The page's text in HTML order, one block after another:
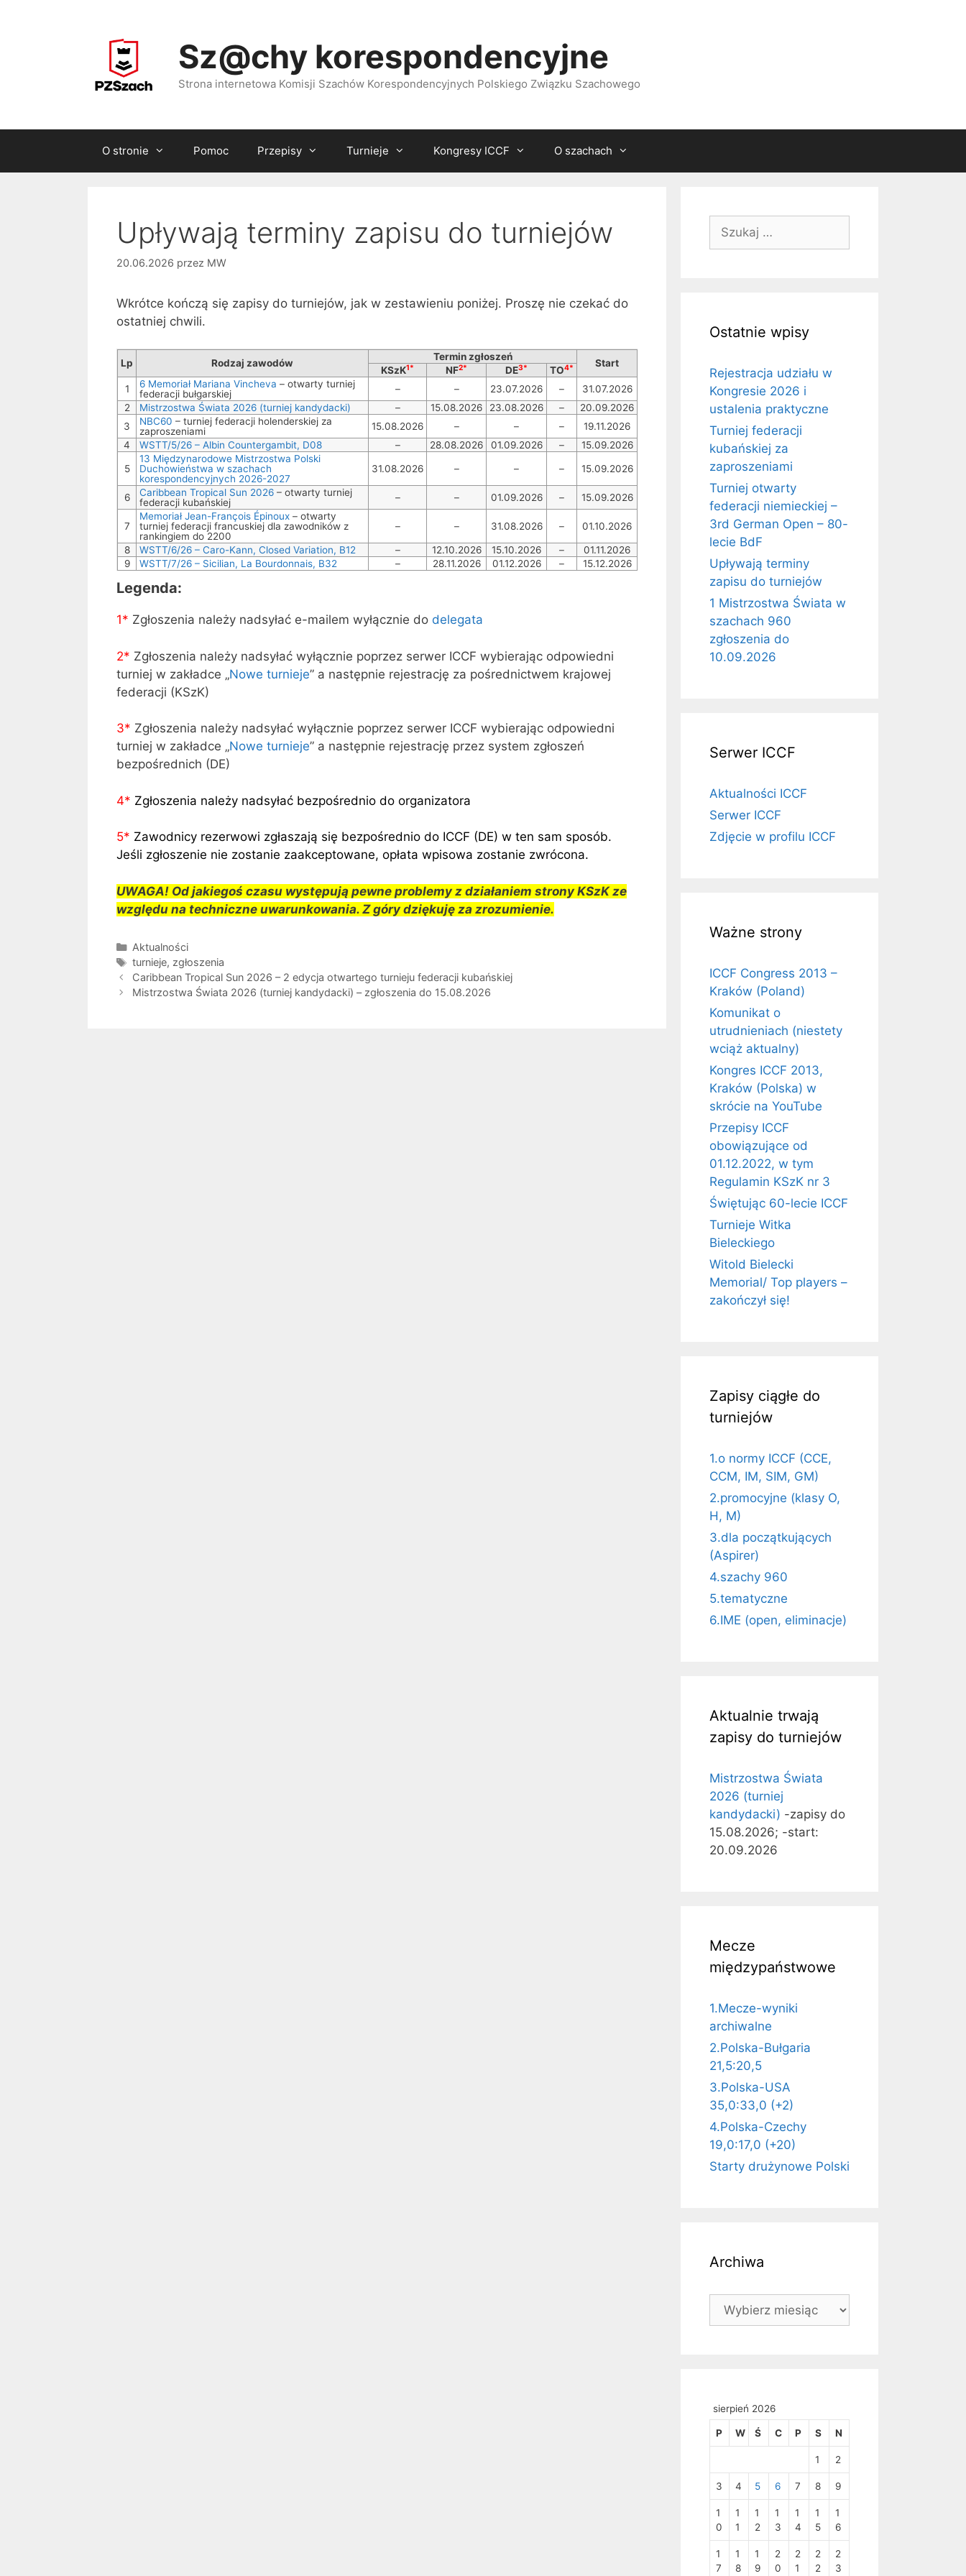
Sz@chy korespondencyjne
Strona internetowa Komisji Szachów Korespondencyjnych Polskiego Związku Szachowego
O stronie Pomoc Przepisy Turnieje Kongresy ICCF O szachach
Upływają terminy zapisu do turniejów
20.06.2026 przez MW
Wkrótce kończą się zapisy do turniejów, jak w zestawieniu poniżej. Proszę nie czekać do
ostatniej chwili.
Lp Rodzaj zawodów
Termin zgłoszeń
Start
KSzK1* NF2* DE3* TO4*
1 6 Memoriał Mariana Vincheva – otwarty turniej
federacji bułgarskiej
– – 23.07.2026 –
31.07.2026
2
Mistrzostwa Świata 2026 (turniej kandydacki) – 15.08.2026 23.08.2026 –
20.09.2026
3
NBC60 – turniej federacji holenderskiej za
zaproszeniami
15.08.2026 – – –
19.11.2026
4
WSTT/5/26 – Albin Countergambit, D08 – 28.08.2026 01.09.2026 – 15.09.2026
5
13 Międzynarodowe Mistrzostwa Polski
Duchowieństwa w szachach
korespondencyjnych 2026-2027
31.08.2026 – – – 15.09.2026
6 Caribbean Tropical Sun 2026 – otwarty turniej
federacji kubańskiej
– – 01.09.2026 – 15.09.2026
7
Memoriał Jean-François Épinoux – otwarty
turniej federacji francuskiej dla zawodników z
rankingiem do 2200
– – 31.08.2026 – 01.10.2026
8 WSTT/6/26 – Caro-Kann, Closed Variation, B12 – 12.10.2026 15.10.2026 –
01.11.2026
9
WSTT/7/26 – Sicilian, La Bourdonnais, B32 – 28.11.2026 01.12.2026 – 15.12.2026
Legenda:
1* Zgłoszenia należy nadsyłać e-mailem wyłącznie do delegata
2* Zgłoszenia należy nadsyłać wyłącznie poprzez serwer ICCF wybierając odpowiedni
turniej w zakładce „Nowe turnieje” a następnie rejestrację za pośrednictwem krajowej
federacji (KSzK)
3* Zgłoszenia należy nadsyłać wyłącznie poprzez serwer ICCF wybierając odpowiedni
turniej w zakładce „Nowe turnieje” a następnie rejestrację przez system zgłoszeń
bezpośrednich (DE)
4* Zgłoszenia należy nadsyłać bezpośrednio do organizatora
5* Zawodnicy rezerwowi zgłaszają się bezpośrednio do ICCF (DE) w ten sam sposób.
Jeśli zgłoszenie nie zostanie zaakceptowane, opłata wpisowa zostanie zwrócona.
UWAGA! Od jakiegoś czasu występują pewne problemy z działaniem strony KSzK ze
względu na techniczne uwarunkowania. Z góry dziękuję za zrozumienie.
Kategorie
Aktualności
Tagi
turnieje, zgłoszenia
Caribbean Tropical Sun 2026 – 2 edycja otwartego turnieju federacji kubańskiej
Mistrzostwa Świata 2026 (turniej kandydacki) – zgłoszenia do 15.08.2026
Ostatnie wpisy
Rejestracja udziału w
Kongresie 2026 i
ustalenia praktyczne
Turniej federacji
kubańskiej za
zaproszeniami
Turniej otwarty
federacji niemieckiej –
3rd German Open – 80-
lecie BdF
Upływają terminy
zapisu do turniejów
1 Mistrzostwa Świata w
szachach 960
zgłoszenia do
10.09.2026
Serwer ICCF
Aktualności ICCF
Serwer ICCF
Zdjęcie w profilu ICCF
Ważne strony
ICCF Congress 2013 –
Kraków (Poland)
Komunikat o
utrudnieniach (niestety
wciąż aktualny)
Kongres ICCF 2013,
Kraków (Polska) w
skrócie na YouTube
Przepisy ICCF
obowiązujące od
01.12.2022, w tym
Regulamin KSzK nr 3
Świętując 60-lecie ICCF
Turnieje Witka
Bieleckiego
Witold Bielecki
Memorial/ Top players –
zakończył się!
Zapisy ciągłe do
turniejów
1.o normy ICCF (CCE,
CCM, IM, SIM, GM)
2.promocyjne (klasy O,
H, M)
3.dla początkujących
(Aspirer)
4.szachy 960
5.tematyczne
6.IME (open, eliminacje)
Aktualnie trwają
zapisy do turniejów
Mistrzostwa Świata
2026 (turniej
kandydacki) -zapisy do
15.08.2026; -start:
20.09.2026
Mecze
międzypaństwowe
1.Mecze-wyniki
archiwalne
2.Polska-Bułgaria
21,5:20,5
3.Polska-USA
35,0:33,0 (+2)
4.Polska-Czechy
19,0:17,0 (+20)
Starty drużynowe Polski
Archiwa
Archiwa
sierpień 2026
P W Ś C P S N
1 2
3 4 5 6 7 8 9
1
0
1
1
1
2
1
3
1
4
1
5
1
6
1
7
1
8
1
9
2
0
2
1
2
2
2
3